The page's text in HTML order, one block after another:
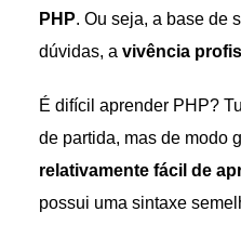
PHP. Ou seja, a base de
dúvidas, a vivência
É difícil aprender PHP?
de partida, mas de modo
relativamente fácil de
possui uma sintaxe